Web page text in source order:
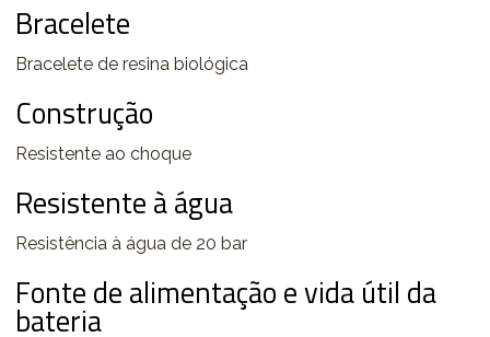
Bracelete
Bracelete de resina biológica
Construção
Resistente ao choque
Resistente à água
Resistência à água de 20 bar
Fonte de alimentação e vida útil da
bateria